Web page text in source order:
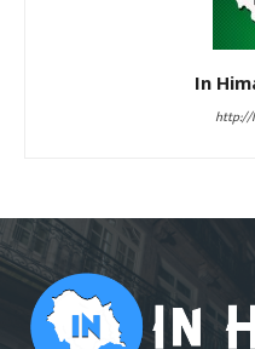
In
http://